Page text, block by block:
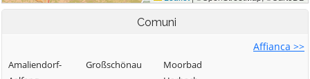
Comuni
Affianca >>
Amaliendorf-
Großschönau
Moorbad